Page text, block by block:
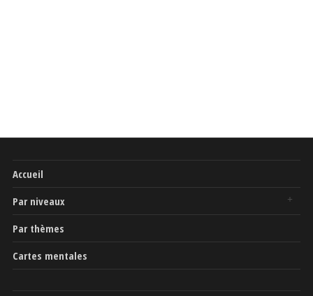
Accueil
Par niveaux
Par thèmes
Cartes mentales